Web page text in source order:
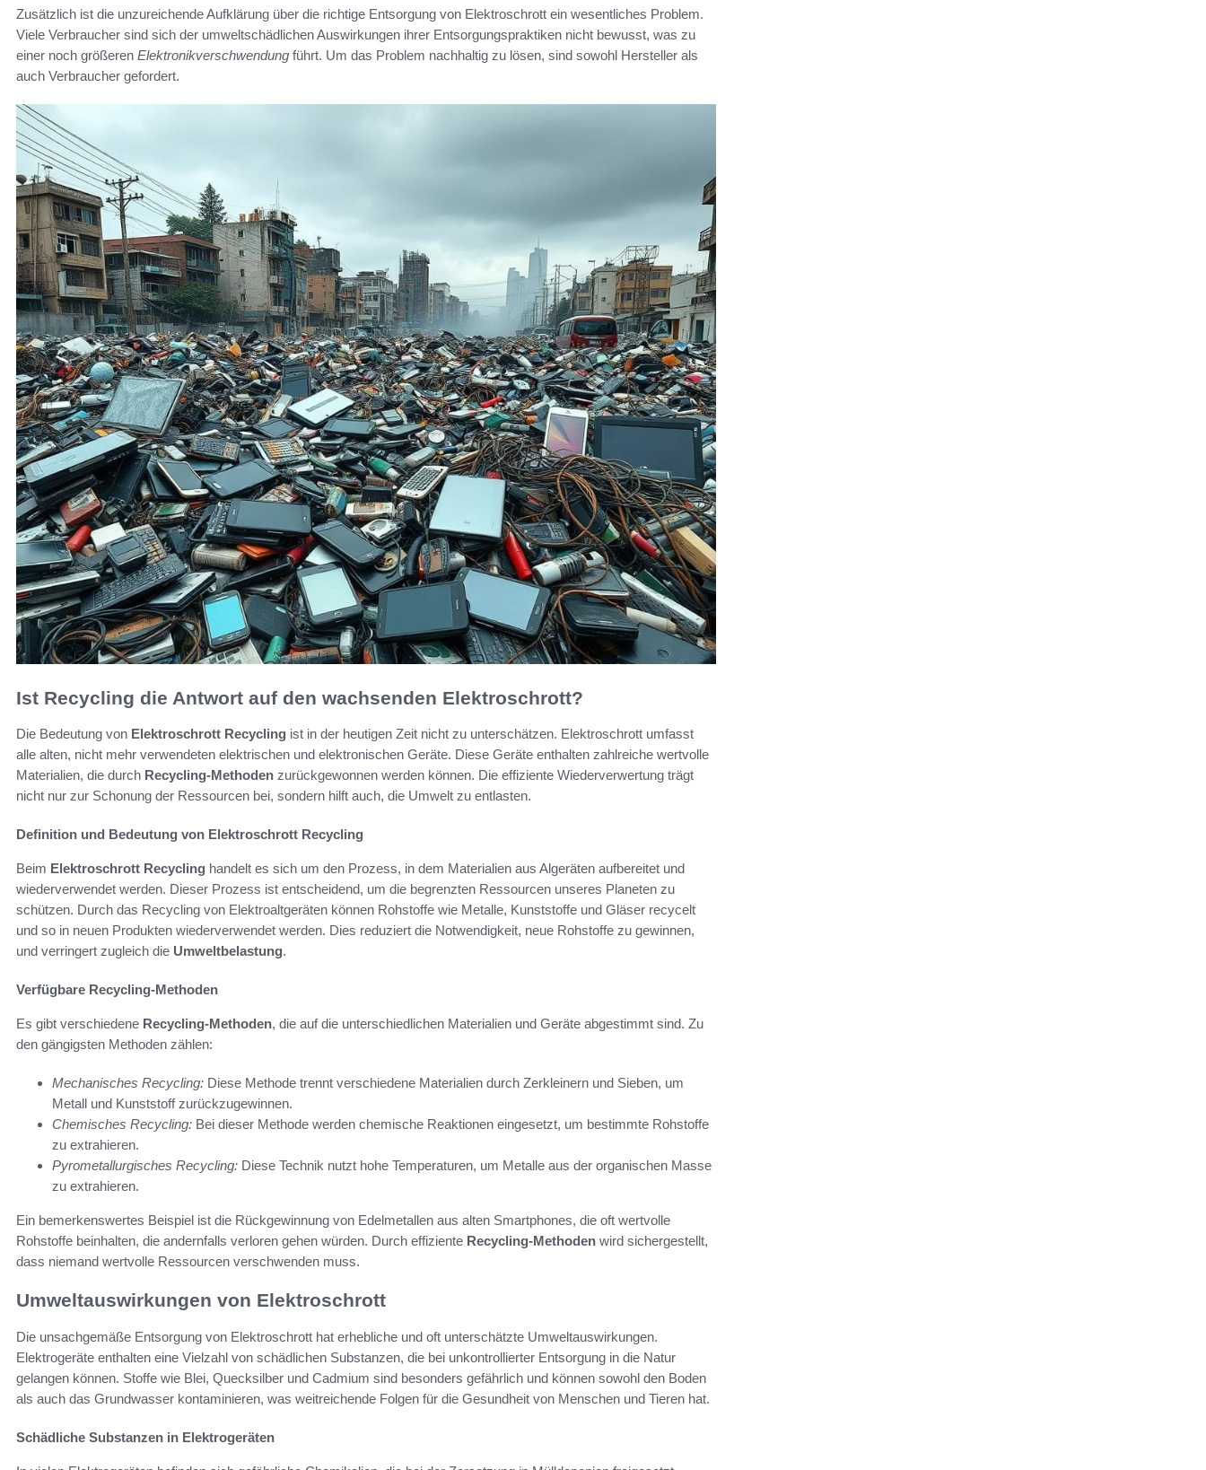
Zusätzlich ist die unzureichende Aufklärung über die richtige Entsorgung von Elektroschrott ein wesentliches Problem.
Viele Verbraucher sind sich der umweltschädlichen Auswirkungen ihrer Entsorgungspraktiken nicht bewusst, was zu
einer noch größeren Elektronikverschwendung führt. Um das Problem nachhaltig zu lösen, sind sowohl Hersteller als
auch Verbraucher gefordert.
Ist Recycling die Antwort auf den wachsenden Elektroschrott?
Die Bedeutung von Elektroschrott Recycling ist in der heutigen Zeit nicht zu unterschätzen. Elektroschrott umfasst
alle alten, nicht mehr verwendeten elektrischen und elektronischen Geräte. Diese Geräte enthalten zahlreiche wertvolle
Materialien, die durch Recycling-Methoden zurückgewonnen werden können. Die effiziente Wiederverwertung trägt
nicht nur zur Schonung der Ressourcen bei, sondern hilft auch, die Umwelt zu entlasten.
Definition und Bedeutung von Elektroschrott Recycling
Beim Elektroschrott Recycling handelt es sich um den Prozess, in dem Materialien aus Algeräten aufbereitet und
wiederverwendet werden. Dieser Prozess ist entscheidend, um die begrenzten Ressourcen unseres Planeten zu
schützen. Durch das Recycling von Elektroaltgeräten können Rohstoffe wie Metalle, Kunststoffe und Gläser recycelt
und so in neuen Produkten wiederverwendet werden. Dies reduziert die Notwendigkeit, neue Rohstoffe zu gewinnen,
und verringert zugleich die Umweltbelastung.
Verfügbare Recycling-Methoden
Es gibt verschiedene Recycling-Methoden, die auf die unterschiedlichen Materialien und Geräte abgestimmt sind. Zu
den gängigsten Methoden zählen:
Mechanisches Recycling: Diese Methode trennt verschiedene Materialien durch Zerkleinern und Sieben, um
Metall und Kunststoff zurückzugewinnen.
Chemisches Recycling: Bei dieser Methode werden chemische Reaktionen eingesetzt, um bestimmte Rohstoffe
zu extrahieren.
Pyrometallurgisches Recycling: Diese Technik nutzt hohe Temperaturen, um Metalle aus der organischen Masse
zu extrahieren.
Ein bemerkenswertes Beispiel ist die Rückgewinnung von Edelmetallen aus alten Smartphones, die oft wertvolle
Rohstoffe beinhalten, die andernfalls verloren gehen würden. Durch effiziente Recycling-Methoden wird sichergestellt,
dass niemand wertvolle Ressourcen verschwenden muss.
Umweltauswirkungen von Elektroschrott
Die unsachgemäße Entsorgung von Elektroschrott hat erhebliche und oft unterschätzte Umweltauswirkungen.
Elektrogeräte enthalten eine Vielzahl von schädlichen Substanzen, die bei unkontrollierter Entsorgung in die Natur
gelangen können. Stoffe wie Blei, Quecksilber und Cadmium sind besonders gefährlich und können sowohl den Boden
als auch das Grundwasser kontaminieren, was weitreichende Folgen für die Gesundheit von Menschen und Tieren hat.
Schädliche Substanzen in Elektrogeräten